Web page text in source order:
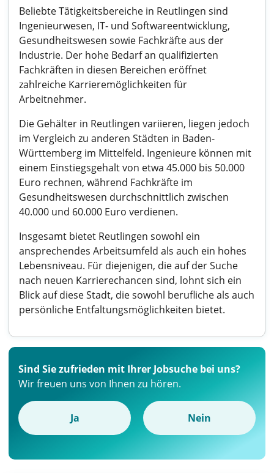
Beliebte Tätigkeitsbereiche in Reutlingen sind
Ingenieurwesen, IT- und Softwareentwicklung,
Gesundheitswesen sowie Fachkräfte aus der
Industrie. Der hohe Bedarf an qualifizierten
Fachkräften in diesen Bereichen eröffnet
zahlreiche Karrieremöglichkeiten für
Arbeitnehmer.
Die Gehälter in Reutlingen variieren, liegen jedoch
im Vergleich zu anderen Städten in Baden-
Württemberg im Mittelfeld. Ingenieure können mit
einem Einstiegsgehalt von etwa 45.000 bis 50.000
Euro rechnen, während Fachkräfte im
Gesundheitswesen durchschnittlich zwischen
40.000 und 60.000 Euro verdienen.
Insgesamt bietet Reutlingen sowohl ein
ansprechendes Arbeitsumfeld als auch ein hohes
Lebensniveau. Für diejenigen, die auf der Suche
nach neuen Karrierechancen sind, lohnt sich ein
Blick auf diese Stadt, die sowohl berufliche als auch
persönliche Entfaltungsmöglichkeiten bietet.
Sind Sie zufrieden mit Ihrer Jobsuche bei uns?
Wir freuen uns von Ihnen zu hören.
Ja Nein